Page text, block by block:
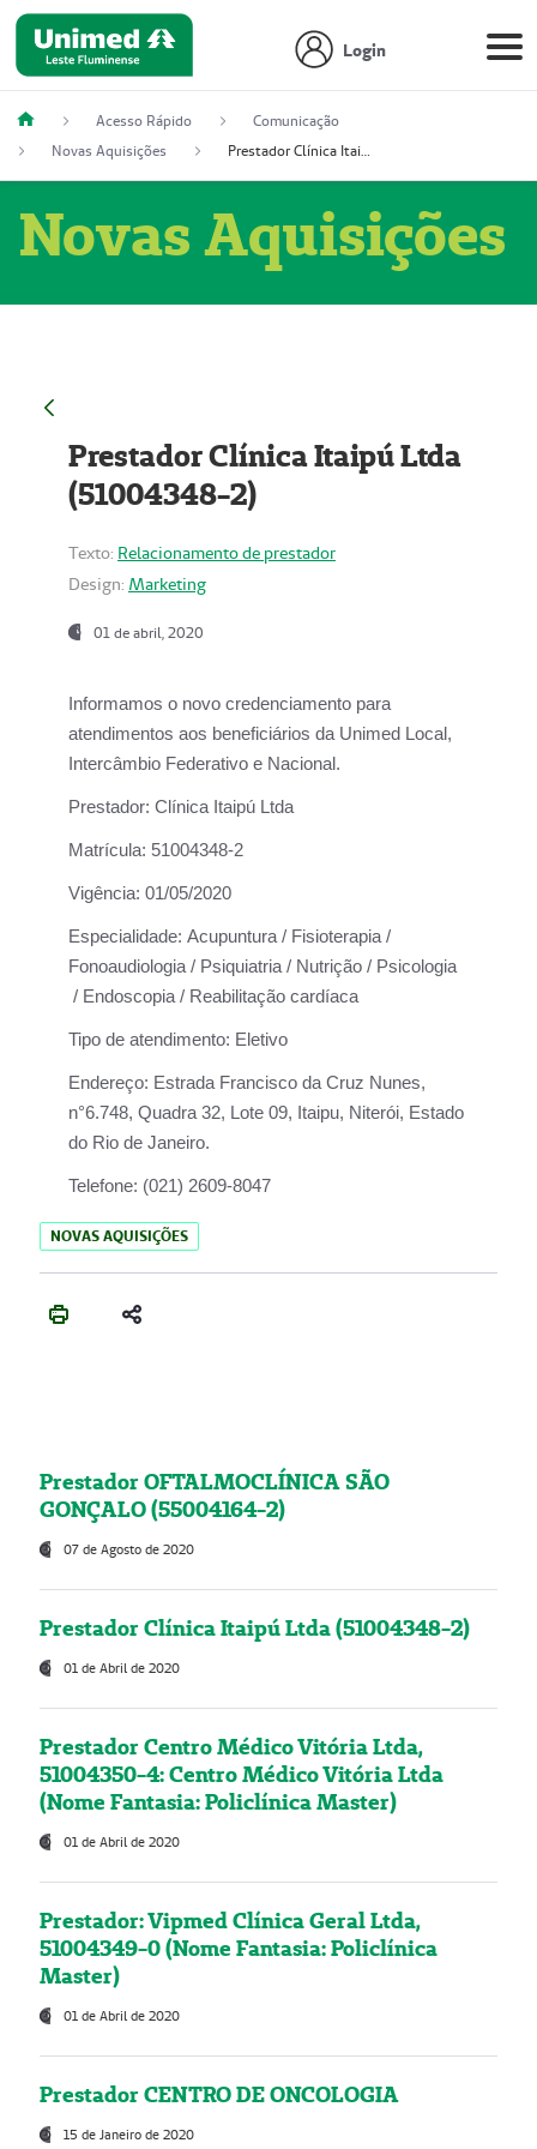
Login
Acesso Rápido
Comunicação
Novas Aquisições
Prestador Clínica Itaipú Ltda (51004348-2)
Novas Aquisições
Prestador Clínica Itaipú Ltda
(51004348-2)
Texto: Relacionamento de prestador
Design: Marketing
01 de abril, 2020
Informamos o novo credenciamento para
atendimentos aos beneficiários da Unimed Local,
Intercâmbio Federativo e Nacional.
Prestador: Clínica Itaipú Ltda
Matrícula: 51004348-2
Vigência: 01/05/2020
Especialidade: Acupuntura / Fisioterapia /
Fonoaudiologia / Psiquiatria / Nutrição / Psicologia
/ Endoscopia / Reabilitação cardíaca
Tipo de atendimento: Eletivo
Endereço: Estrada Francisco da Cruz Nunes,
n°6.748, Quadra 32, Lote 09, Itaipu, Niterói, Estado
do Rio de Janeiro.
Telefone: (021) 2609-8047
NOVAS AQUISIÇÕES
Prestador OFTALMOCLÍNICA SÃO
GONÇALO (55004164-2)
07 de Agosto de 2020
Prestador Clínica Itaipú Ltda (51004348-2)
01 de Abril de 2020
Prestador Centro Médico Vitória Ltda,
51004350-4: Centro Médico Vitória Ltda
(Nome Fantasia: Policlínica Master)
01 de Abril de 2020
Prestador: Vipmed Clínica Geral Ltda,
51004349-0 (Nome Fantasia: Policlínica
Master)
01 de Abril de 2020
Prestador CENTRO DE ONCOLOGIA
15 de Janeiro de 2020